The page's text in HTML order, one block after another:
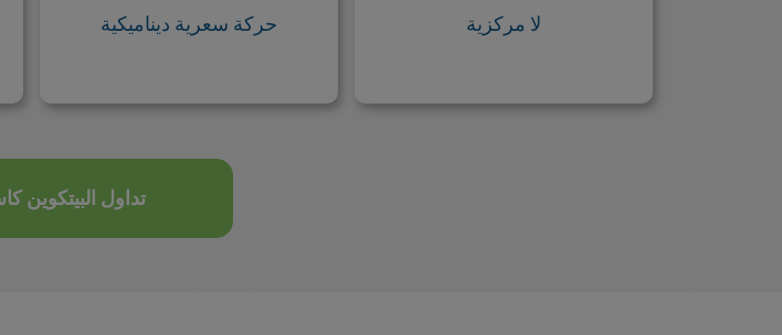
لا مركزية
إلى حدٍ كبير بأحداث الاقتصاد
الكلي أو تغييرات السياسة.
حركة سعرية ديناميكية
التحركات الديناميكية لها أتباعها
المخلصون.
تداول البيتكوين